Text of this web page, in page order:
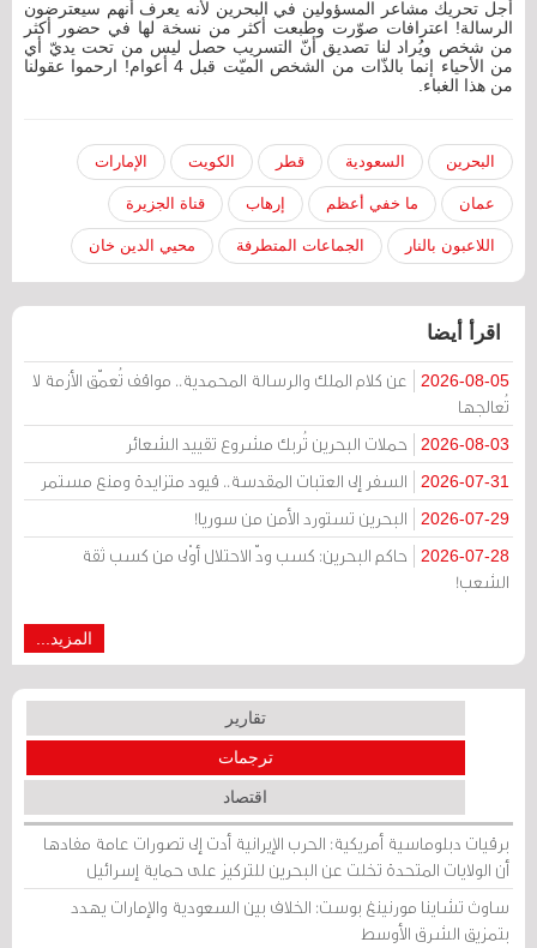
أجل تحريك مشاعر المسؤولين في البحرين لأنه يعرف أنهم سيعترضون
الرسالة! اعترافات صوّرت وطبعت أكثر من نسخة لها في حضور أكثر
من شخص ويُراد لنا تصديق أنّ التسريب حصل ليس من تحت يديّ أي
من الأحياء إنما بالذّات من الشخص الميّت قبل 4 أعوام! ارحموا عقولنا
من هذا الغباء.
البحرين السعودية قطر الكويت الإمارات
عمان ما خفي أعظم إرهاب قناة الجزيرة
اللاعبون بالنار الجماعات المتطرفة محيي الدين خان
اقرأ أيضا
2026-08-05
عن كلام الملك والرسالة المحمدية.. مواقف تُعمّق الأزمة لا
تُعالجها
2026-08-03 حملات البحرين تُربك مشروع تقييد الشعائر
2026-07-31 السفر إلى العتبات المقدسة.. قيود متزايدة ومنع مستمر
2026-07-29 البحرين تستورد الأمن من سوريا!
2026-07-28
حاكم البحرين: كسب ودّ الاحتلال أوْلى من كسب ثقة
الشعب!
المزيد...
تقارير
ترجمات
اقتصاد
برقيات دبلوماسية أمريكية: الحرب الإيرانية أدت إلى تصورات عامة مفادها
أن الولايات المتحدة تخلت عن البحرين للتركيز على حماية إسرائيل
ساوث تشاينا مورنينغ بوست: الخلاف بين السعودية والإمارات يهدد
بتمزيق الشرق الأوسط